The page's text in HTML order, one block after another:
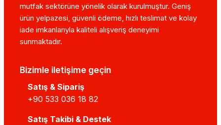
mutfak sektörüne yönelik olarak kurulmuştur. Geniş
ürün yelpazesi, güvenli ödeme, hızlı teslimat ve kolay
iade imkanlarıyla kaliteli alışveriş deneyimi
sunmaktadır.
Bizimle iletişime geçin
Satış & Sipariş
+90 533 036 18 82
Satış Takibi & Destek